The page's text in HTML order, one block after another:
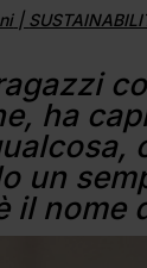
|
ha
un
il nome